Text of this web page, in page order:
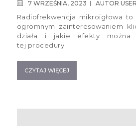
7 WRZEŚNIA, 2023 AUTOR USER
Radiofrekwencja mikroigłowa
ogromnym zainteresowaniem
działa i jakie efekty można
tej procedury.
CZYTAJ WIĘCEJ